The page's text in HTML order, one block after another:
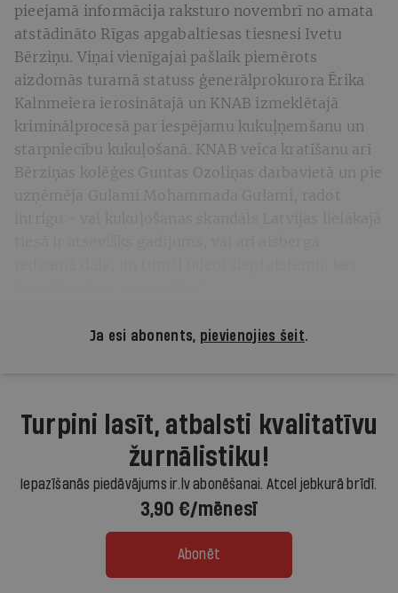
pieejamā informācija raksturo novembrī no amata
atstādināto Rīgas apgabaltiesas tiesnesi Ivetu
Bērziņu. Viņai vienīgajai pašlaik piemērots
aizdomās turamā statuss ģenerālprokurora Ērika
Kalnmeiera ierosinātajā un KNAB izmeklētajā
kriminālprocesā par iespējamu kukuļņemšanu un
starpniecību kukuļošanā. KNAB veica kratīšanu arī
Bērziņas kolēģes Guntas Ozoliņas darbavietā un pie
uzņēmēja Gulami Mohammada Gulami, radot
Ja esi abonents, pievienojies šeit.
Turpini lasīt, atbalsti kvalitatīvu
žurnālistiku!
Iepazīšanās piedāvājums ir.lv abonēšanai. Atcel jebkurā brīdī.
3,90 €/mēnesī
Abonēt